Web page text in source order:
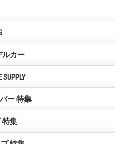
ルカー
SUPPLY
ー 特集
特集